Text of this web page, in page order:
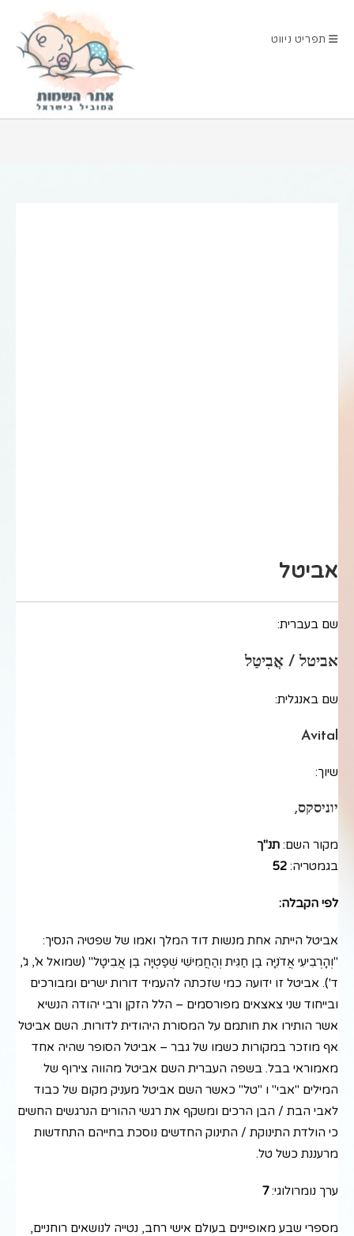
תפריט ניווט
אביטל
שם בעברית:
אביטל / אֲבִיטַל
שם באנגלית:
Avital
שיוך:
יוניסקס,
מקור השם: תנ"ך
בגמטריה: 52
לפי הקבלה:
אביטל הייתה אחת מנשות דוד המלך ואמו של שפטיה הנסיך:
"וְהָרְבִיעִי אֲדֹנִיָּה בֶן חַגִּית וְהַחֲמִישִׁי שְׁפַטְיָה בֶן אֲבִיטָל" (שמואל א', ג',
ד'). אביטל זו ידועה כמי שזכתה להעמיד דורות ישרים ומבורכים
ובייחוד שני צאצאים מפורסמים – הלל הזקן ורבי יהודה הנשיא
אשר הותירו את חותמם על המסורת היהודית לדורות. השם אביטל
אף מוזכר במקורות כשמו של גבר – אביטל הסופר שהיה אחד
מאמוראי בבל. בשפה העברית השם אביטל מהווה צירוף של
המילים "אבי" ו "טל" כאשר השם אביטל מעניק מקום של כבוד
לאבי הבת / הבן הרכים ומשקף את רגשי ההורים הנרגשים החשים
כי הולדת התינוקת / התינוק החדשים נוסכת בחייהם התחדשות
מרעננת כשל טל.
ערך נומרולוגי:7
מספרי שבע מאופיינים בעולם אישי רחב, נטייה לנושאים רוחניים,